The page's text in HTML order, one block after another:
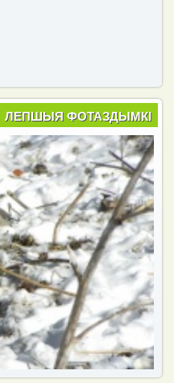
ЛЕПШЫЯ ФОТАЗДЫМКІ